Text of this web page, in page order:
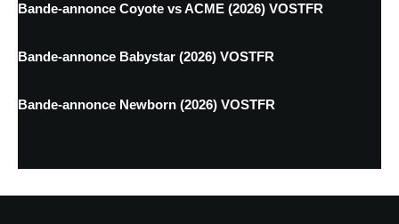
Bande-annonce Coyote vs ACME (2026) VOSTFR
Bande-annonce Babystar (2026) VOSTFR
Bande-annonce Newborn (2026) VOSTFR